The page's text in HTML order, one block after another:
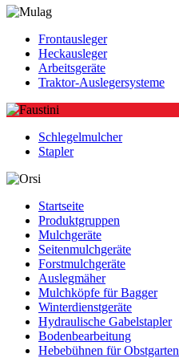
Frontausleger
Heckausleger
Arbeitsgeräte
Traktor-Auslegersysteme
Schlegelmulcher
Stapler
Startseite
Produktgruppen
Mulchgeräte
Seitenmulchgeräte
Forstmulchgeräte
Auslegmäher
Mulchköpfe für Bagger
Winterdienstgeräte
Hydraulische Gabelstapler
Bodenbearbeitung
Hebebühnen für Obstgarten